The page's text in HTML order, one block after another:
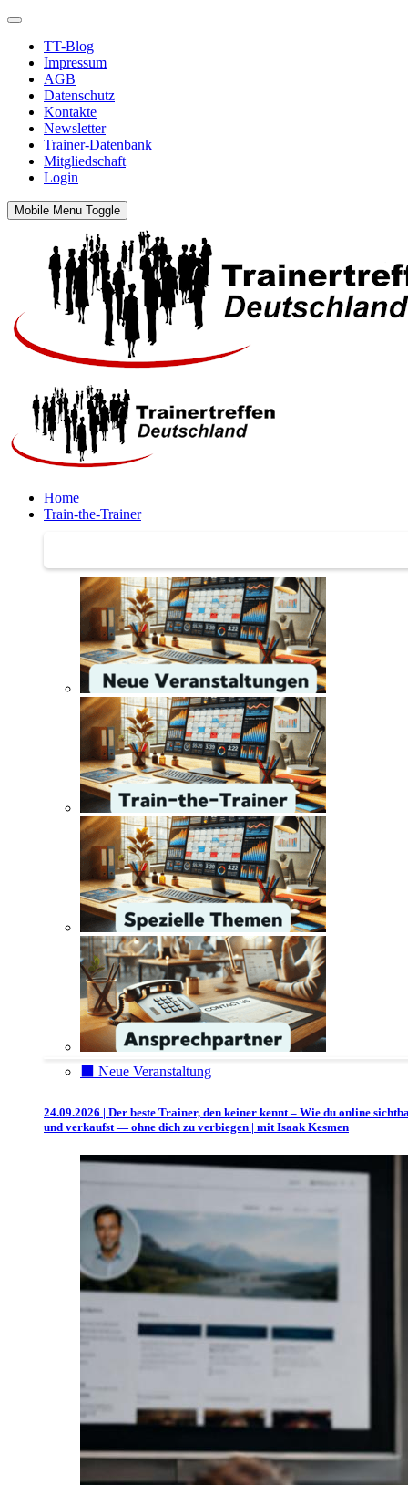
TT-Blog
Impressum
AGB
Datenschutz
Kontakte
Newsletter
Trainer-Datenbank
Mitgliedschaft
Login
Mobile Menu Toggle
Home
Train-the-Trainer
⬛️ Neue Veranstaltung
24.09.2026 | Der beste Trainer, den keiner kennt – Wie du online
und verkaufst — ohne dich zu verbiegen | mit Isaak Kesmen